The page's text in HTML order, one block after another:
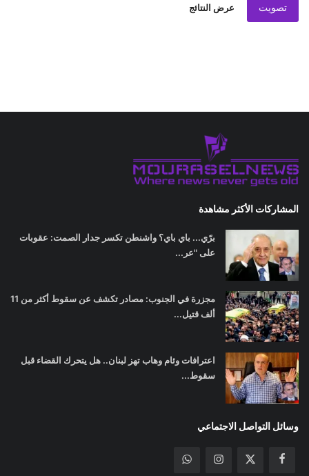
تصويت عرض النتائج
المشاركات الأكثر مشاهدة
برّي... باي باي؟ واشنطن تكسر جدار الصمت: عقوبات
على "عر...
مجزرة في الجنوب: مصادر تكشف عن سقوط أكثر من 11
ألف قتيل...
اعترافات وئام وهاب تهز لبنان.. هل يتحرك القضاء قبل
سقوط...
وسائل التواصل الاجتماعي